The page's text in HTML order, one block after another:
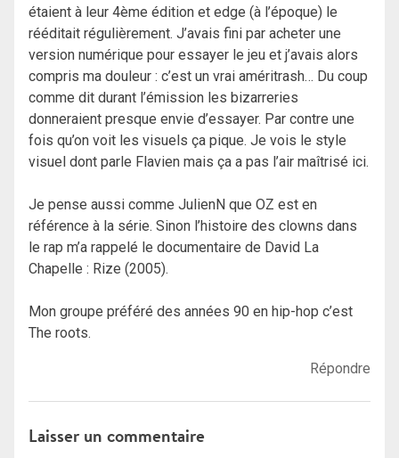
étaient à leur 4ème édition et edge (à l’époque) le
rééditait régulièrement. J’avais fini par acheter une
version numérique pour essayer le jeu et j’avais alors
compris ma douleur : c’est un vrai améritrash… Du coup
comme dit durant l’émission les bizarreries
donneraient presque envie d’essayer. Par contre une
fois qu’on voit les visuels ça pique. Je vois le style
visuel dont parle Flavien mais ça a pas l’air maîtrisé ici.
Je pense aussi comme JulienN que OZ est en
référence à la série. Sinon l’histoire des clowns dans
le rap m’a rappelé le documentaire de David La
Chapelle : Rize (2005).
Mon groupe préféré des années 90 en hip-hop c’est
The roots.
Répondre
Laisser un commentaire